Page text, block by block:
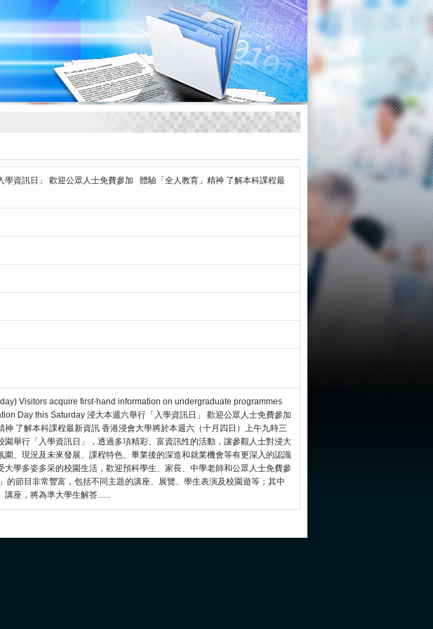
學資訊日」 歡迎公眾人士免費參加 體驗「全人教育」精神 了解本科課程最
Visitors acquire first-hand information on undergraduate programmes
Day this Saturday 浸大本週六舉行「入學資訊日」 歡迎公眾人士免費參加
神 了解本科課程最新資訊 香港浸會大學將於本週六（十月四日）上午九時三
園舉行「入學資訊日」，透過多項精彩、富資訊性的活動，讓參觀人士對浸大
圍、現況及未來發展、課程特色、畢業後的深造和就業機會等有更深入的認識
大學多姿多采的校園生活，歡迎預科學生、家長、中學老師和公眾人士免費參
的節目非常豐富，包括不同主題的講座、展覽、學生表演及校園遊等；其中
講座，將為準大學生解答......